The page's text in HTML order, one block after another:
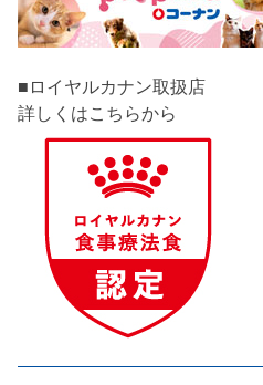
■ロイヤルカナン取扱店